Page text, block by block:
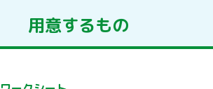
用意するもの